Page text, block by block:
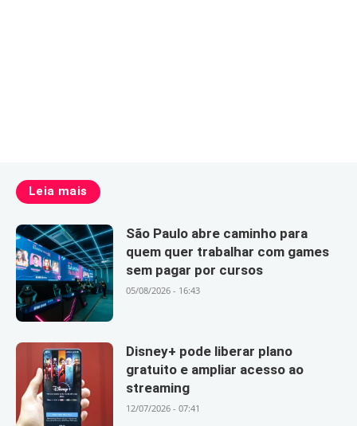
Leia mais
São Paulo abre caminho para
quem quer trabalhar com games
sem pagar por cursos
05/08/2026 - 16:43
Disney+ pode liberar plano
gratuito e ampliar acesso ao
streaming
12/07/2026 - 07:41